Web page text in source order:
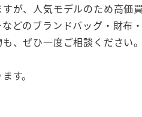
が、人気モデルのため高価
のブランドバッグ・財布
、ぜひ一度ご相談ください。
す。